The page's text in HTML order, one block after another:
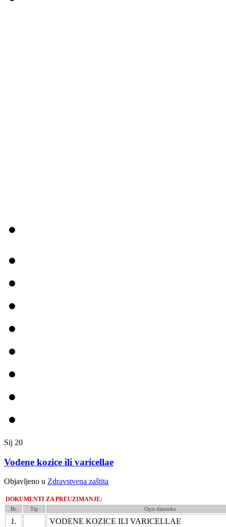
Sij 20
Vodene kozice ili varicellae
Objavljeno u Zdravstvena zaštita
DOKUMENTI ZA PREUZIMANJE:
Br. Tip Opis datoteke
1. VODENE KOZICE ILI VARICELLAE